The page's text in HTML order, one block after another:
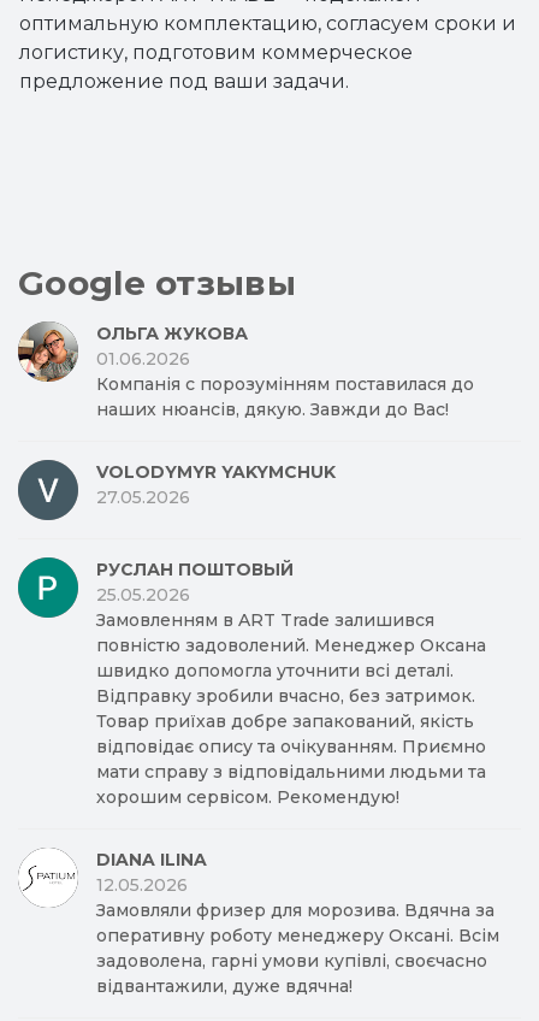
оптимальную комплектацию, согласуем сроки и
логистику, подготовим коммерческое
предложение под ваши задачи.
Google отзывы
ОЛЬГА ЖУКОВА
01.06.2026
Компанія с порозумінням поставилася до
наших нюансів, дякую. Завжди до Вас!
VOLODYMYR YAKYMCHUK
27.05.2026
РУСЛАН ПОШТОВЫЙ
25.05.2026
Замовленням в ART Trade залишився
повністю задоволений. Менеджер Оксана
швидко допомогла уточнити всі деталі.
Відправку зробили вчасно, без затримок.
Товар приїхав добре запакований, якість
відповідає опису та очікуванням. Приємно
мати справу з відповідальними людьми та
хорошим сервісом. Рекомендую!
DIANA ILINA
12.05.2026
Замовляли фризер для морозива. Вдячна за
оперативну роботу менеджеру Оксані. Всім
задоволена, гарні умови купівлі, своєчасно
відвантажили, дуже вдячна!